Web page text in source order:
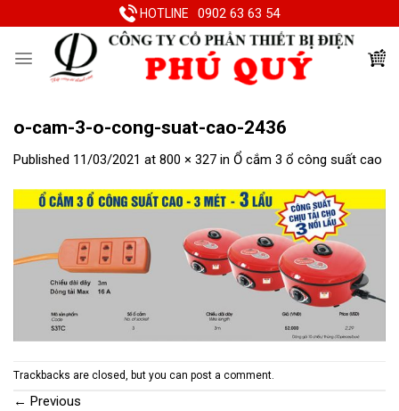
to
HOTLINE 0902 63 63 54
o-cam-3-o-cong-suat-cao-2436
Published 11/03/2021 at 800 × 327 in Ổ cắm 3 ổ công suất cao
Trackbacks are closed, but you can post a comment.
← Previous